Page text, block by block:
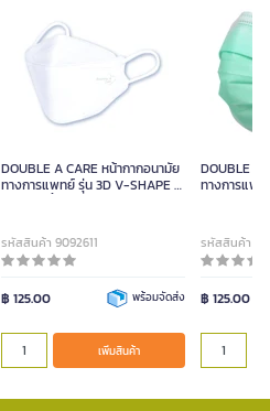
DOUBLE A CARE หน้ากากอนามัย
ทางการแพทย์ รุ่น 3D V-SHAPE สี
รหัสสินค้า 9092611
฿ 125.00 พร้อมจัดส่ง
เพิ่มสินค้า
DOUBLE A
ทางการแพท
รหัสสินค้า
฿ 125.00